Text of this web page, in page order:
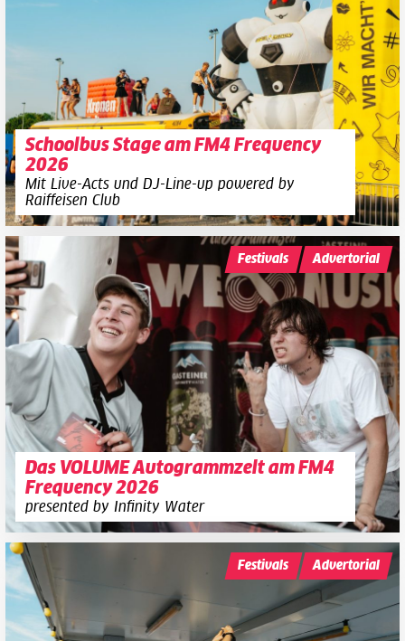
Schoolbus Stage am FM4 Frequency
2026
Mit Live-Acts und DJ-Line-up powered by
Raiffeisen Club
Das VOLUME Autogrammzelt am FM4
Frequency 2026
presented by Infinity Water
Festivals Advertorial
Festivals Advertorial